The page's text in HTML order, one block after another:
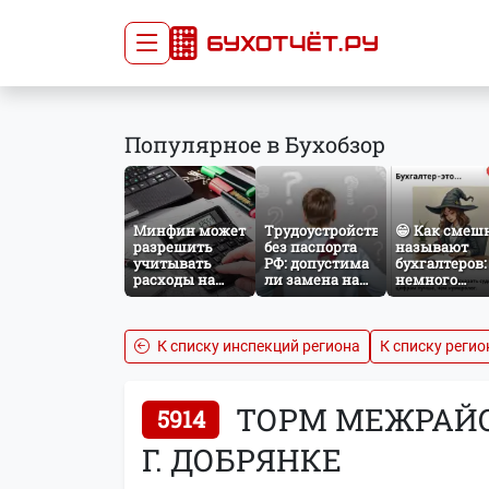
Главная
Сдать отчёт
Тарифы
Оплата
Популярное в Бухобзор
Минфин может
разрешить
учитывать
расходы на
защиту от
расчёте налога
на прибыль
Трудоустройство
без паспорта
РФ: допустима
ли замена на
загранпаспорт?
😁 Как
называют
бухгалтеров:
немного
К списку инспекций региона
К списку
5914
ТОРМ
Г. ДОБРЯНКЕ